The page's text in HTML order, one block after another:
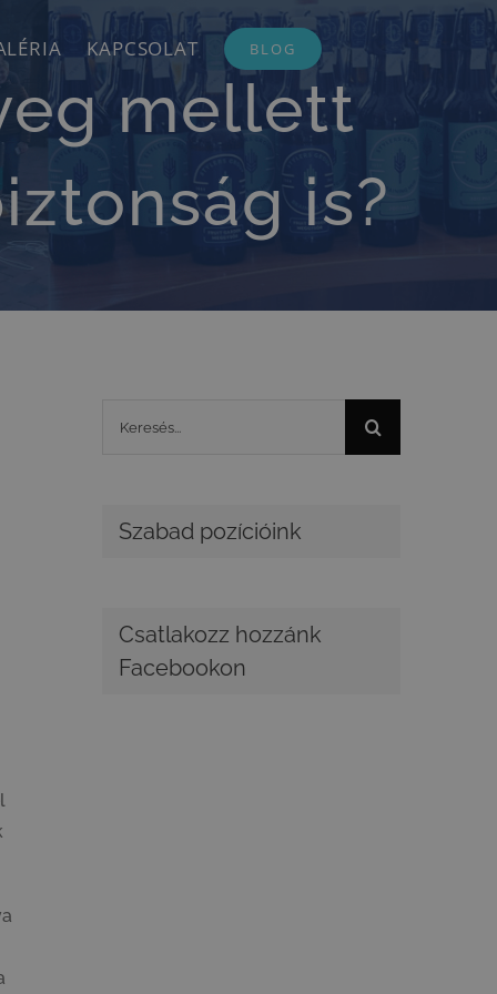
KAPCSOLAT BLOG
mellett
is?
Szabad pozícióink
Csatlakozz hozzánk
Facebookon